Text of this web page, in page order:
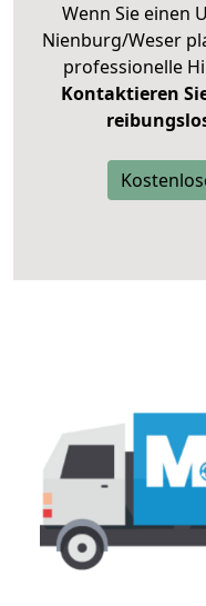
Wenn Sie einen
Nienburg/Weser
professionelle
Kontaktieren